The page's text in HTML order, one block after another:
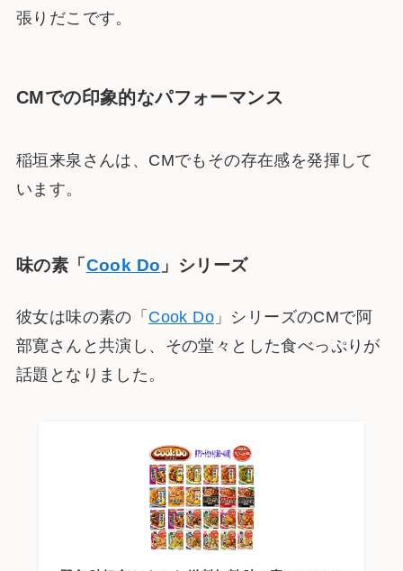
張りだこです。
CMでの印象的なパフォーマンス
稲垣来泉さんは、CMでもその存在感を発揮して
います。
味の素「 Cook Do 」シリーズ
彼女は味の素の「 Cook Do」シリーズのCMで阿
部寛さんと共演し、その堂々とした食べっぷりが
話題となりました。